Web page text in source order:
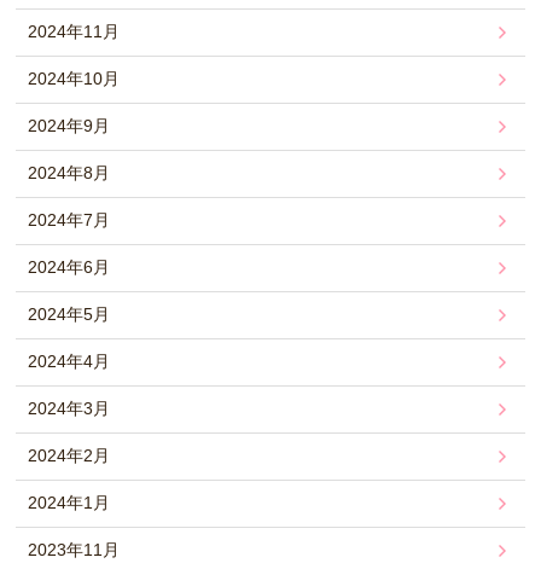
2024年11月
2024年10月
2024年9月
2024年8月
2024年7月
2024年6月
2024年5月
2024年4月
2024年3月
2024年2月
2024年1月
2023年11月